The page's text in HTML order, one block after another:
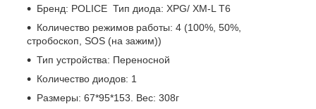
Бренд: POLICE Тип диода: XPG/ XM-L T6
Количество режимов работы: 4 (100%, 50%,
стробоскоп, SOS (на зажим))
Тип устройства: Переносной
Количество диодов: 1
Размеры: 67*95*153. Вес: 308г